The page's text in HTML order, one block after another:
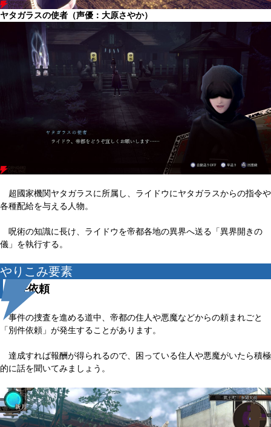
ヤタガラスの使者（声優：大原さやか）
超國家機関ヤタガラスに所属し、ライドウにヤタガラスからの指令や
各種配給を与える人物。
呪術の知識に長け、ライドウを帝都各地の異界へ送る「異界開きの
儀」を執行する。
やりこみ要素
別件依頼
事件の捜査を進める道中、帝都の住人や悪魔などからの頼まれごと
「別件依頼」が発生することがあります。
達成すれば報酬が得られるので、困っている住人や悪魔がいたら積極
的に話を聞いてみましょう。